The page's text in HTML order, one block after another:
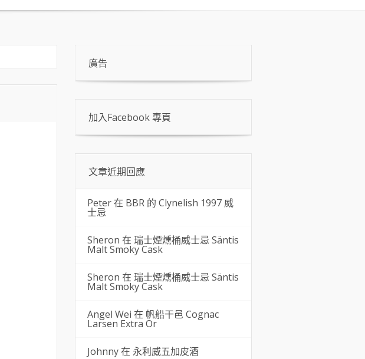
廣告
加入Facebook 專頁
文章近期回應
Peter 在 BBR 的 Clynelish 1997 威
士忌
Sheron 在 瑞士煙燻桶威士忌 Säntis
Malt Smoky Cask
Sheron 在 瑞士煙燻桶威士忌 Säntis
Malt Smoky Cask
Angel Wei 在 帆船干邑 Cognac
Larsen Extra Or
Johnny 在 永利威五加皮酒